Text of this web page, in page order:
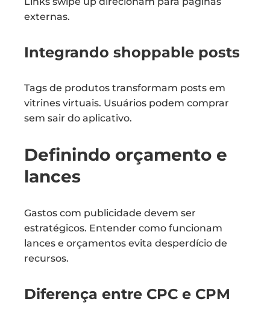
externas.
Integrando shoppable posts
Tags de produtos transformam posts em
vitrines virtuais. Usuários podem comprar
sem sair do aplicativo.
Definindo orçamento e
lances
Gastos com publicidade devem ser
estratégicos. Entender como funcionam
lances e orçamentos evita desperdício de
recursos.
Diferença entre CPC e CPM